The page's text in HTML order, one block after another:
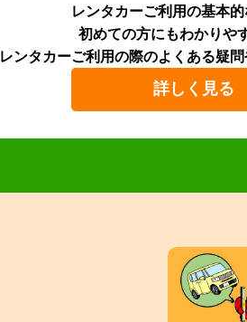
レンタカーご利用の基本
初めての方にもわかりや
レンタカーご利用の際のよくある疑問
詳しく見る